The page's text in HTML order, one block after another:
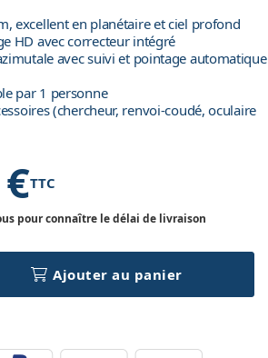
excellent en planétaire et ciel profond
HD avec correcteur intégré
avec suivi et pointage automatique
par 1 personne
(chercheur, renvoi-coudé, oculaire
TTC
pour connaître le délai de livraison
Ajouter au panier